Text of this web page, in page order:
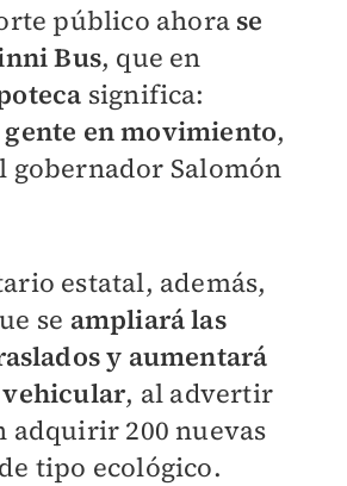
público ahora se
Bus, que en
significa:
gente en movimiento,
gobernador Salomón
estatal, además,
se ampliará las
y aumentará
, al advertir
adquirir 200 nuevas
tipo ecológico.